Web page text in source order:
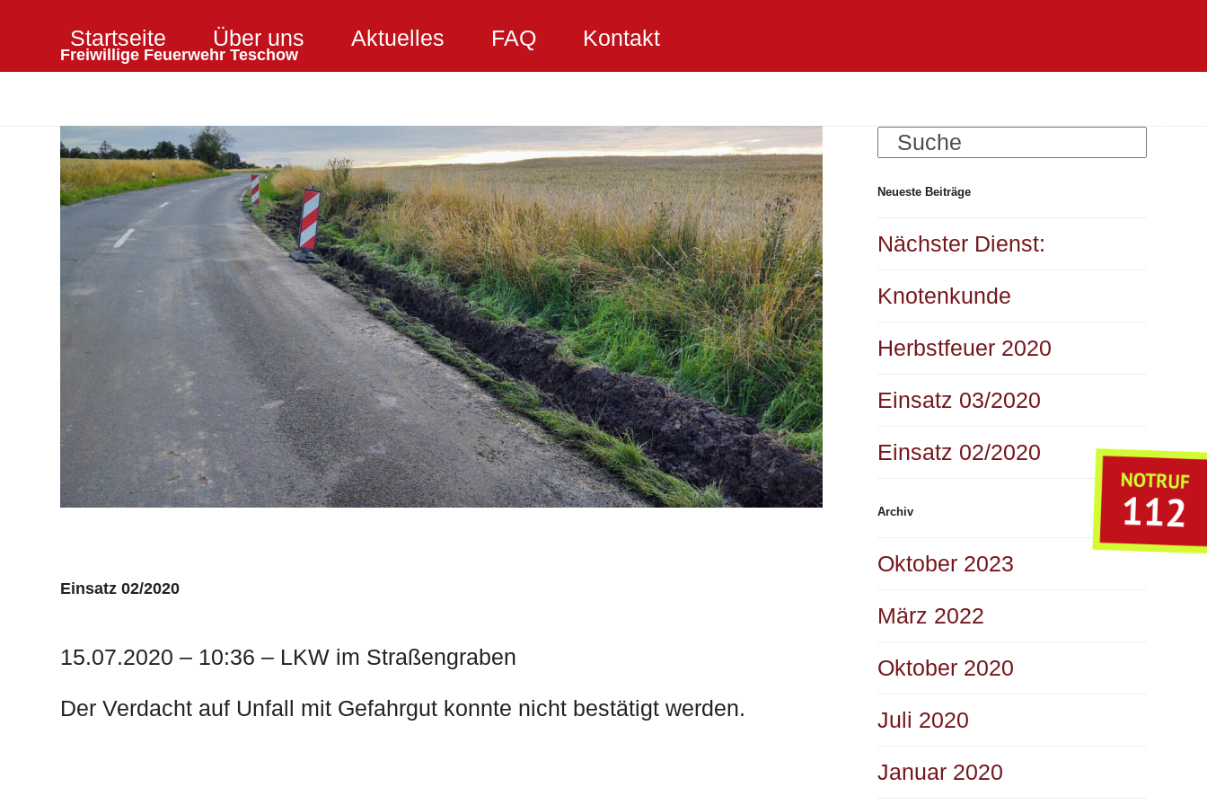
Freiwillige Feuerwehr Teschow
Startseite Über uns Aktuelles FAQ Kontakt
Einsatz 02/2020
15.07.2020 – 10:36 – LKW im Straßengraben
Der Verdacht auf Unfall mit Gefahrgut konnte nicht bestätigt werden.
Search
Neueste Beiträge
Nächster Dienst:
Knotenkunde
Herbstfeuer 2020
Einsatz 03/2020
Einsatz 02/2020
Archiv
Oktober 2023
März 2022
Oktober 2020
Juli 2020
Januar 2020